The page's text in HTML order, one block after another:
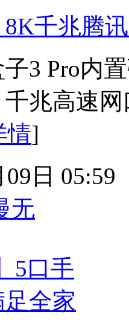
8K千兆腾
3 Pro内
兆高速
情]
日 05:59
无